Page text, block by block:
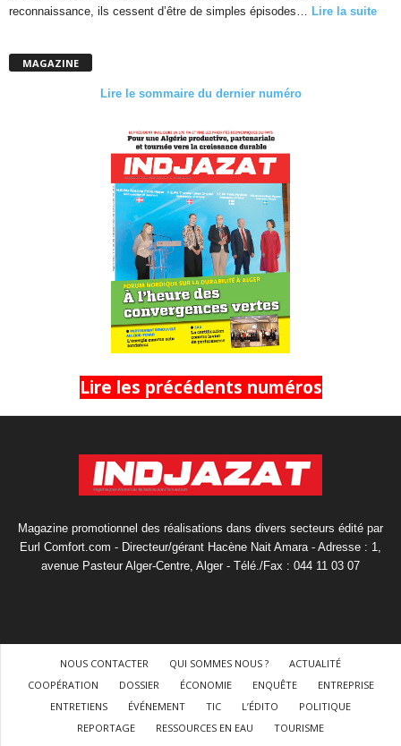
reconnaissance, ils cessent d’être de simples épisodes…
Lire la suite
MAGAZINE
Lire le sommaire du dernier numéro
Lire les précédents numéros
Magazine promotionnel des réalisations dans divers secteurs édité par
Eurl Comfort.com - Directeur/gérant Hacène Nait Amara - Adresse : 1,
avenue Pasteur Alger-Centre, Alger - Télé./Fax : 044 11 03 07
NOUS CONTACTER QUI SOMMES NOUS ?
ACTUALITÉ
COOPÉRATION
DOSSIER ÉCONOMIE ENQUÊTE
ENTREPRISE
ENTRETIENS
ÉVÉNEMENT TIC L’ÉDITO
POLITIQUE
REPORTAGE
RESSOURCES EN EAU TOURISME